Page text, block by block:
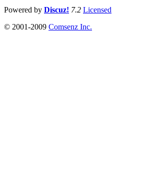
Powered by Discuz! 7.2 Licensed
© 2001-2009 Comsenz Inc.